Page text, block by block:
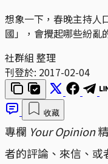
想象一下，春晚主持人
國」，會攪起哪些紛亂
社群組 整理
刊登於: 2017-02-04
收藏
專欄 Your Opinion
者的評論、來信、或